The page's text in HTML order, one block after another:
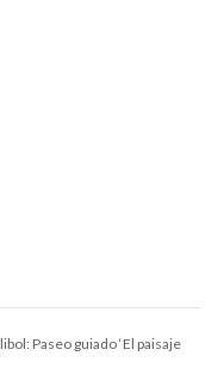
Paseo guiado ‘El paisaje